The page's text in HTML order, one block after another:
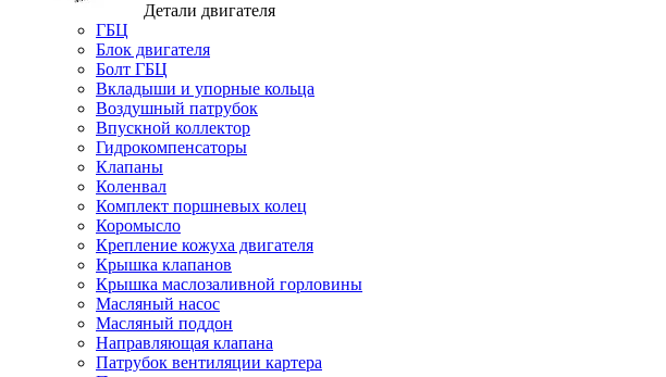
Детали двигателя
ГБЦ
Блок двигателя
Болт ГБЦ
Вкладыши и упорные кольца
Воздушный патрубок
Впускной коллектор
Гидрокомпенсаторы
Клапаны
Коленвал
Комплект поршневых колец
Коромысло
Крепление кожуха двигателя
Крышка клапанов
Крышка маслозаливной горловины
Масляный насос
Масляный поддон
Направляющая клапана
Патрубок вентиляции картера